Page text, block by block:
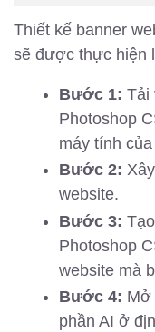
Thiết kế banner
sẽ được thực hiện
Bước 1: Tải
Photoshop
máy tính
Bước 2:
website.
Bước 3:
Photoshop
website mà
Bước 4: Mở
phần AI ở